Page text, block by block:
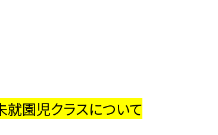
就園児クラスについて